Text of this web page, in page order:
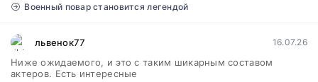
Военный повар становится легендой
львенок77 16.07.26
Ниже ожидаемого, и это с таким шикарным составом
актеров. Есть интересные